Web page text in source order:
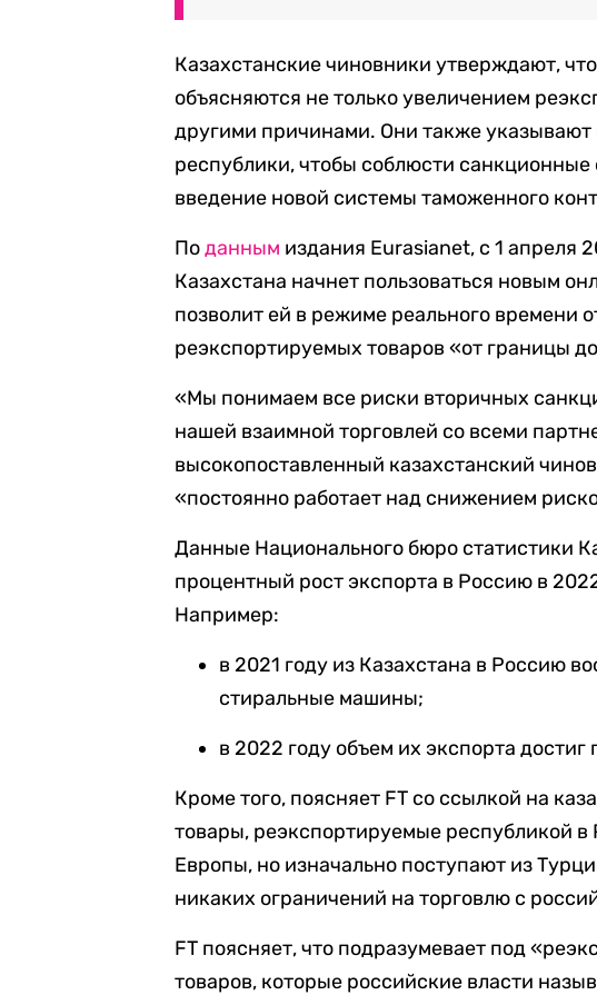
Казахстанские чиновники утверждают,
объясняются не только увеличением
другими причинами. Они также
республики, чтобы соблюсти
введение новой системы таможенного
Поданным издания Eurasianet, с 1 апреля
Казахстана начнет пользоваться новым
позволит ей в режиме реального времени
реэкспортируемых товаров «от границы
«Мы понимаем все риски вторичных
нашей взаимной торговлей со всеми
высокопоставленный казахстанский
«постоянно работает над снижением
Данные Национального бюро статистики
процентный рост экспорта в Россию в
Например:
в 2021 году из Казахстана в Россию
стиральные машины;
в 2022 году объем их экспорта достиг
Кроме того, поясняет FT со ссылкой на
товары, реэкспортируемые республикой
Европы, но изначально поступают из
никаких ограничений на торговлю с
FT поясняет, что подразумевает под
товаров, которые российские власти